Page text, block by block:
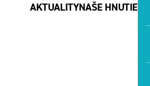
AKTUALITYNAŠE HNUTIE